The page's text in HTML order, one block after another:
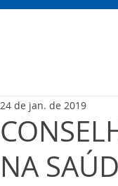
NA
24 de jan. de 2019